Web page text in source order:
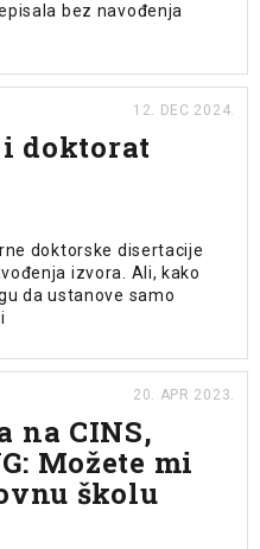
bez navođenja
12. DEC 2024.
i doktorat
doktorske disertacije
izvora. Ali, kako
da ustanove samo
20. APR 2023.
na CINS,
Možete mi
školu